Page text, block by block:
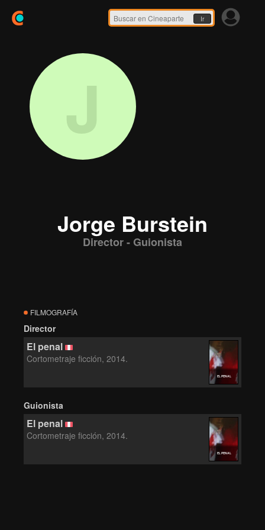
Ir
J
Jorge Burstein
Director - Guionista
FILMOGRAFÍA
Director
El penal
Cortometraje ficción, 2014.
EL PENAL
Guionista
El penal
Cortometraje ficción, 2014.
EL PENAL